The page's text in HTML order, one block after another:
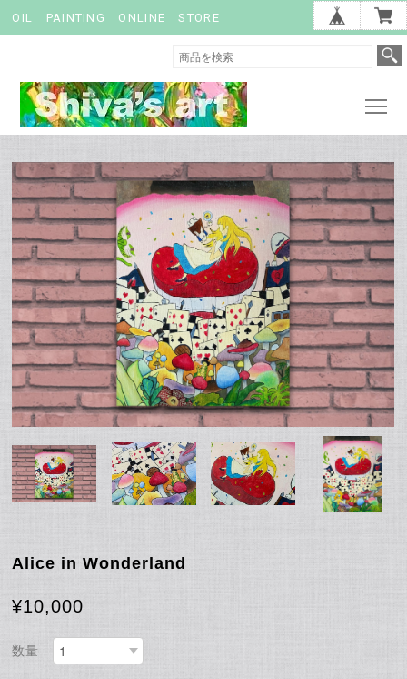
OIL PAINTING ONLINE STORE
Alice in Wonderland
¥10,000
数量